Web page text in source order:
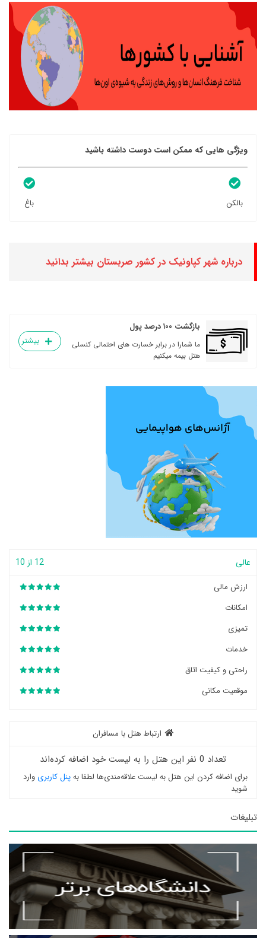
ویژگی هایی که ممکن است دوست داشته باشید
بالکن باغ
درباره شهر کپاونیک در کشور صربستان بیشتر بدانید
بازگشت ۱۰۰ درصد پول
ما شمارا در برابر خسارت های احتمالی کنسلی
هتل بیمه میکنیم
بیشتر
عالی 12 از 10
ارزش مالی
امکانات
تمیزی
خدمات
راحتی و کیفیت اتاق
موقعیت مکانی
ارتباط هتل با مسافران
تعداد 0 نفر این هتل را به لیست خود اضافه کرده‌اند
برای اضافه کردن این هتل به لیست علاقه‌مندی‌ها لطفا بهپنل کاربری وارد
شوید
تبلیغات